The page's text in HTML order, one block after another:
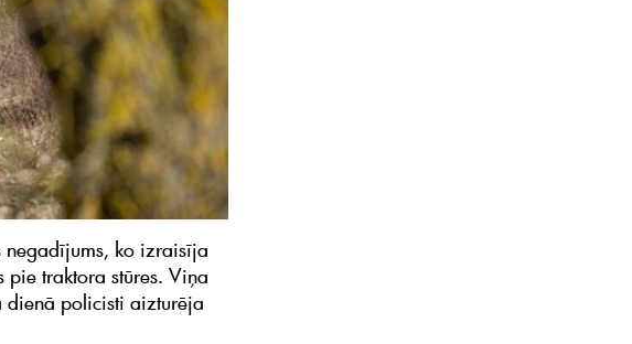
negadījums, ko izraisīja
traktora stūres. Viņa
policisti aizturēja